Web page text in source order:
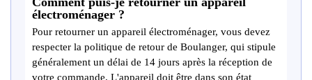
électroménager ?
Pour retourner un appareil électroménager, vous devez
respecter la politique de retour de Boulanger, qui stipule
généralement un délai de 14 jours après la réception de
votre commande. L'appareil doit être dans son état